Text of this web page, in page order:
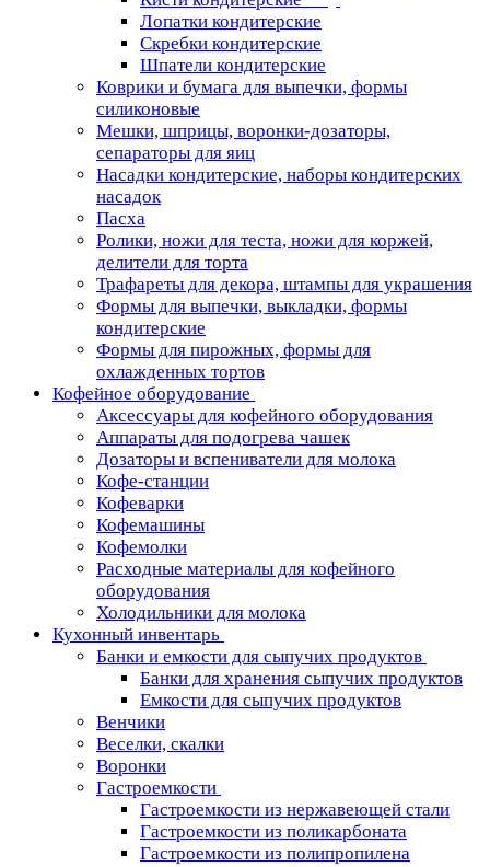
Лопатки кондитерские
Скребки кондитерские
Шпатели кондитерские
Коврики и бумага для выпечки, формы
силиконовые
Мешки, шприцы, воронки-дозаторы,
сепараторы для яиц
Насадки кондитерские, наборы кондитерских
насадок
Пасха
Ролики, ножи для теста, ножи для коржей,
делители для торта
Трафареты для декора, штампы для украшения
Формы для выпечки, выкладки, формы
кондитерские
Формы для пирожных, формы для
охлажденных тортов
Кофейное оборудование
Аксессуары для кофейного оборудования
Аппараты для подогрева чашек
Дозаторы и вспениватели для молока
Кофе-станции
Кофеварки
Кофемашины
Кофемолки
Расходные материалы для кофейного
оборудования
Холодильники для молока
Кухонный инвентарь
Банки и емкости для сыпучих продуктов
Банки для хранения сыпучих продуктов
Емкости для сыпучих продуктов
Венчики
Веселки, скалки
Воронки
Гастроемкости
Гастроемкости из нержавеющей стали
Гастроемкости из поликарбоната
Гастроемкости из полипропилена